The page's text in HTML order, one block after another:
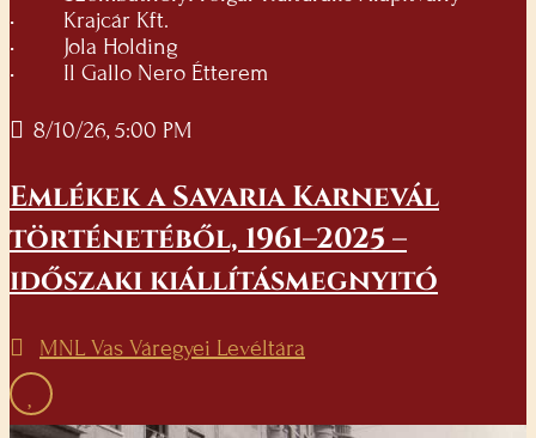
•
Krajcár Kft.
•
Jola Holding
•
Il Gallo Nero Étterem
8/10/26, 5:00 PM
Emlékek a Savaria Karnevál
történetéből, 1961–2025 –
időszaki kiállításmegnyitó
MNL Vas Váregyei Levéltára